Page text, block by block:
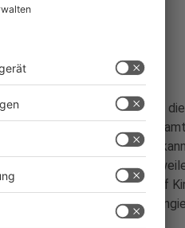
die Millionen- sondern über
sind tatsächlich
ist das Video zum
Februar 2025)
Musikvideos, davon sind fünf
besten Mix. Auf Platz zwei